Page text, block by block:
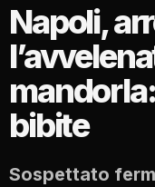
Napoli,
bibite
Sospettato